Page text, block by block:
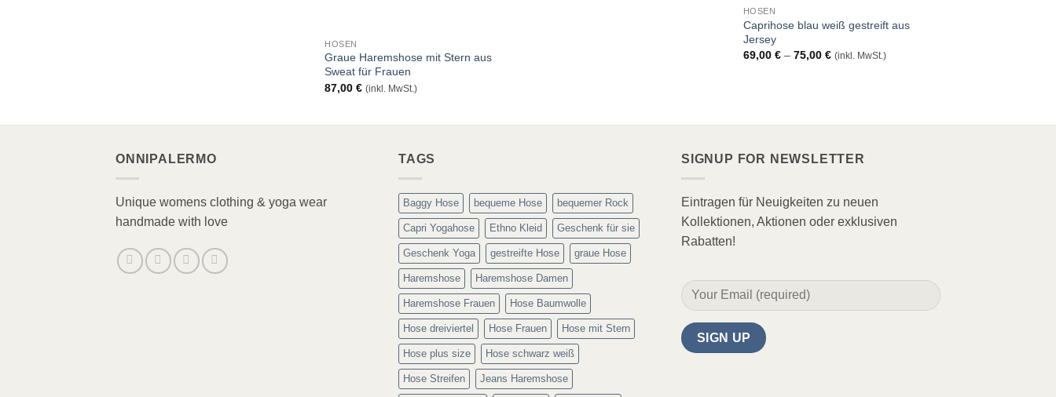
HOSEN
Graue Haremshose mit Stern aus
Sweat für Frauen
87,00€ (inkl. MwSt.)
HOSEN
Caprihose blau weiß gestreift aus
Jersey
69,00 € – 75,00 €Preisspanne:
(inkl. MwSt.)
ONNIPALERMO
Unique womens clothing & yoga wear
handmade with love
TAGS
Baggy Hose bequeme Hose bequemer Rock
Capri Yogahose Ethno Kleid Geschenk für sie
Geschenk Yoga gestreifte Hose graue Hose
Haremshose Haremshose Damen
Haremshose Frauen Hose Baumwolle
Hose dreiviertel Hose Frauen Hose mit Stern
Hose plus size Hose schwarz weiß
Hose Streifen Jeans Haremshose
SIGNUP FOR NEWSLETTER
Eintragen für Neuigkeiten zu neuen
Kollektionen, Aktionen oder exklusiven
Rabatten!